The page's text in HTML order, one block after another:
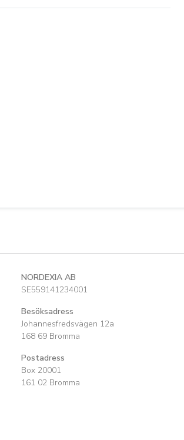
NORDEXIA AB
SE559141234001
Besöksadress
Johannesfredsvägen 12a
168 69 Bromma
Postadress
Box 20001
161 02 Bromma